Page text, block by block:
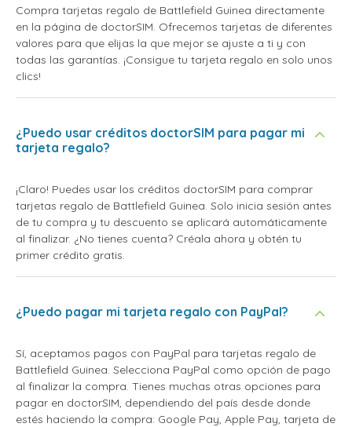
Compra tarjetas regalo de Battlefield Guinea directamente
en la página de doctorSIM. Ofrecemos tarjetas de diferentes
valores para que elijas la que mejor se ajuste a ti y con
todas las garantías. ¡Consigue tu tarjeta regalo en solo unos
clics!
¿Puedo usar créditos doctorSIM para pagar mi
tarjeta regalo?
¡Claro! Puedes usar los créditos doctorSIM para comprar
tarjetas regalo de Battlefield Guinea. Solo inicia sesión antes
de tu compra y tu descuento se aplicará automáticamente
al finalizar. ¿No tienes cuenta? Créala ahora y obtén tu
primer crédito gratis.
¿Puedo pagar mi tarjeta regalo con PayPal?
Sí, aceptamos pagos con PayPal para tarjetas regalo de
Battlefield Guinea. Selecciona PayPal como opción de pago
al finalizar la compra. Tienes muchas otras opciones para
pagar en doctorSIM, dependiendo del país desde donde
estés haciendo la compra: Google Pay, Apple Pay, tarjeta de